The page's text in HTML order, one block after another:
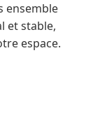
ensemble
et stable,
espace.